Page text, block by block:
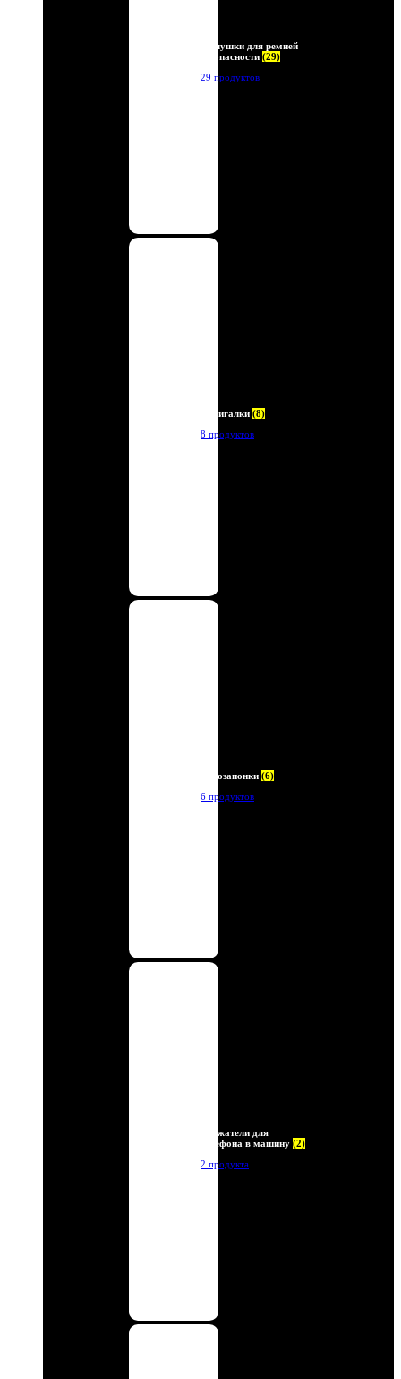
Заглушки для ремней
безопасности (29)
29 продуктов
Зажигалки (8)
8 продуктов
Автозапонки (6)
6 продуктов
Держатели для
телефона в машину (2)
2 продукта